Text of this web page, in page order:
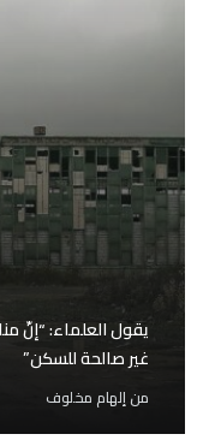
يقول العلماء: “إنّ
غير صالحة للسكن”
منإلهام مخلوف